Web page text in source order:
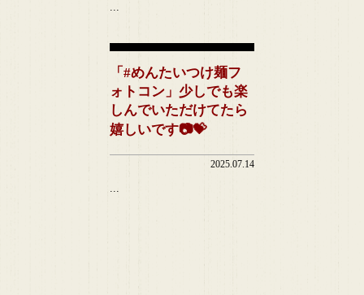
...
「#めんたいつけ麺フ
ォトコン」少しでも楽
しんでいただけてたら
嬉しいです📷💝
2025.07.14
...